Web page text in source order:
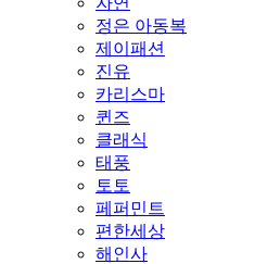
정은 아동복
제이패션
진유
카리스마
퀸즈
클래식
태풍
토토
페퍼민트
편한세상
해인사